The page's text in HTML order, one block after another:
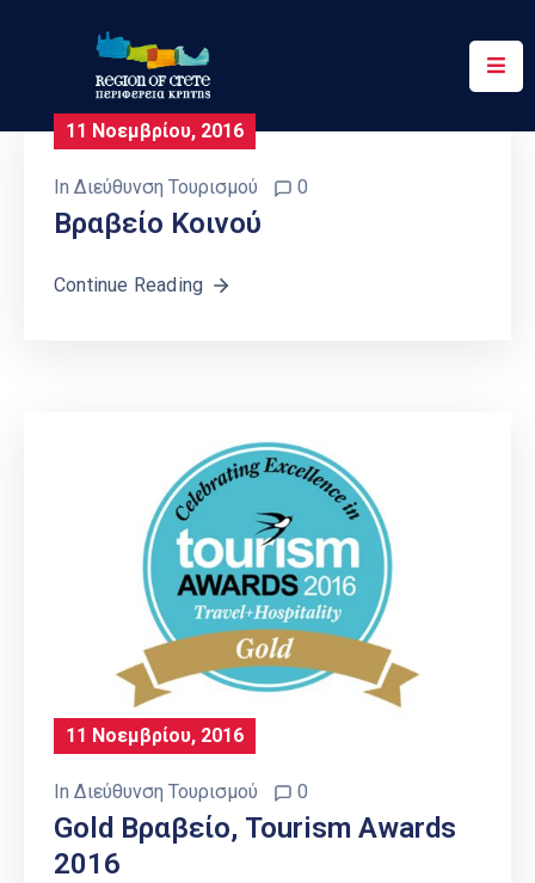
Περιφέρεια
Έργα
11 Νοεμβρίου, 2016
In Διεύθυνση Τουρισμού 0
Βραβείο Κοινού
Continue Reading
11 Νοεμβρίου, 2016
In Διεύθυνση Τουρισμού 0
Gold Βραβείο, Tourism Awards
2016